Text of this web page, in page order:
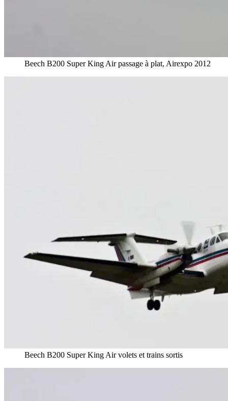
Beech B200 Super King Air passage à plat, Airexpo 2012
Beech B200 Super King Air volets et trains sortis